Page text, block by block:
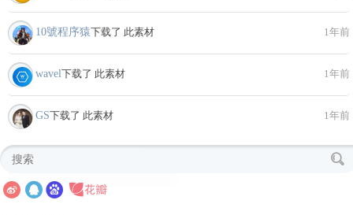
10號程序猿下载了 此素材 1年前
wavel下载了 此素材 1年前
GS下载了 此素材 1年前